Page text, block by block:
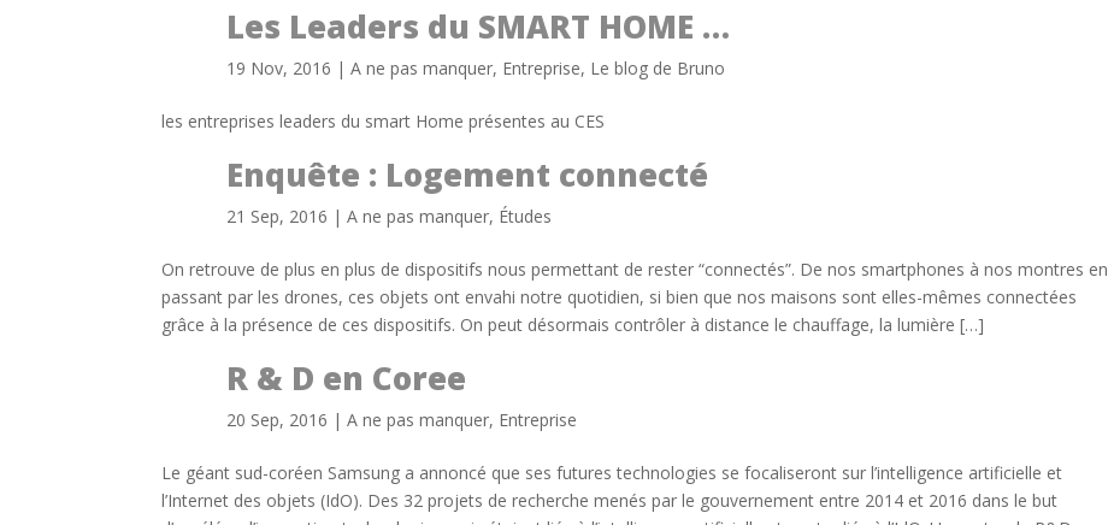
Les Leaders du SMART HOME …
19 Nov, 2016 |A ne pas manquer, Entreprise, Le blog de Bruno
les entreprises leaders du smart Home présentes au CES
Enquête : Logement connecté
21 Sep, 2016 |A ne pas manquer, Études
On retrouve de plus en plus de dispositifs nous permettant de rester “connectés”. De nos smartphones à nos montres en
passant par les drones, ces objets ont envahi notre quotidien, si bien que nos maisons sont elles-mêmes connectées
grâce à la présence de ces dispositifs. On peut désormais contrôler à distance le chauffage, la lumière […]
R & D en Coree
20 Sep, 2016 |A ne pas manquer, Entreprise
Le géant sud-coréen Samsung a annoncé que ses futures technologies se focaliseront sur l’intelligence artificielle et
l’Internet des objets (IdO). Des 32 projets de recherche menés par le gouvernement entre 2014 et 2016 dans le but